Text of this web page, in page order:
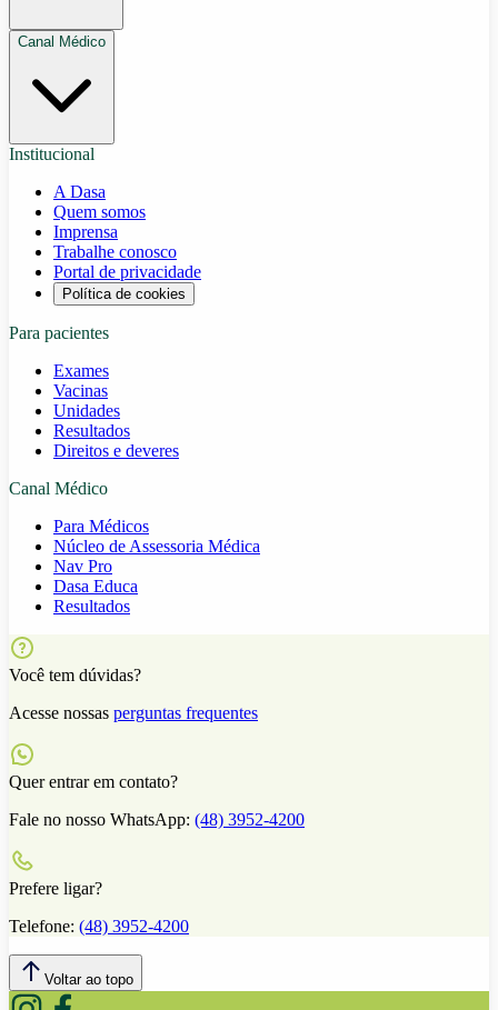
Canal Médico
Institucional
A Dasa
Quem somos
Imprensa
Trabalhe conosco
Portal de privacidade
Política de cookies
Para pacientes
Exames
Vacinas
Unidades
Resultados
Direitos e deveres
Canal Médico
Para Médicos
Núcleo de Assessoria Médica
Nav Pro
Dasa Educa
Resultados
Você tem dúvidas?
Acesse nossas perguntas frequentes
Quer entrar em contato?
Fale no nosso WhatsApp: (48) 3952-4200
Prefere ligar?
Telefone: (48) 3952-4200
Voltar ao topo